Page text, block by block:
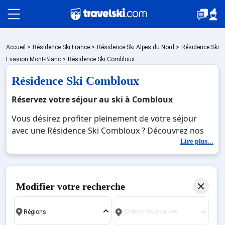
Packages
🚆Train de nuit
Stations
Hébergements
Bons plans
Accueil > Résidence Ski France > Résidence Ski Alpes du Nord > Résidence Ski
Evasion Mont-Blanc > Résidence Ski Combloux
Résidence Ski Combloux
Réservez votre séjour au ski à Combloux
Vous désirez profiter pleinement de votre séjour
avec une Résidence Ski Combloux ? Découvrez nos
offres de Résidence Ski Combloux pour skier sans
limite à noel, jour de l'an, février. Fermez les yeux et
imaginez… Profitez de votre Résidence Ski
pourrez mêler les plaisirs de la glisse sur les pistes
beauté des paysages montagnards. Pour un week-
Lire plus...
Modifier votre recherche
Domaines skiables